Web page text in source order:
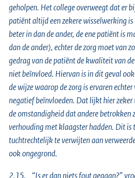
geholpen. Het college overweegt dat er
patiënt altijd een zekere wisselwerking is
beter in dan de ander, de ene patiënt is
dan de ander), echter de zorg moet van
gedrag van de patiënt de kwaliteit van
niet beïnvloed. Hiervan is in dit geval
de wijze waarop de zorg is ervaren
negatief beïnvloeden. Dat lijkt hier zeker
de omstandigheid dat andere betrokken
verhouding met klaagster hadden. Dit is
tuchtrechtelijk te verwijten aan
ook ongegrond.
2.15. “Is er dan niets fout gegaan?”